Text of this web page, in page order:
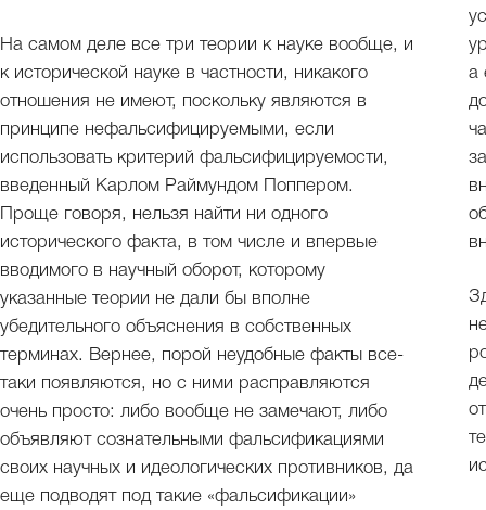
На самом деле все три теории к науке вообще, и
к исторической науке в частности, никакого
отношения не имеют, поскольку являются в
принципе нефальсифицируемыми, если
использовать критерий фальсифицируемости,
введенный Карлом Раймундом Поппером.
Проще говоря, нельзя найти ни одного
исторического факта, в том числе и впервые
вводимого в научный оборот, которому
указанные теории не дали бы вполне
убедительного объяснения в собственных
терминах. Вернее, порой неудобные факты все-
таки появляются, но с ними расправляются
очень просто: либо вообще не замечают, либо
объявляют сознательными фальсификациями
своих научных и идеологических противников, да
еще подводят под такие «фальсификации»
а